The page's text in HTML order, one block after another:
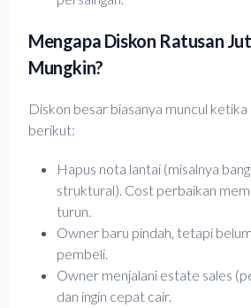
Mengapa Diskon Ratusan
Mungkin?
Diskon besar biasanya muncul
berikut:
Hapus nota lantai (misalnya
struktural). Cost perbaikan
turun.
Owner baru pindah, tetapi
pembeli.
Owner menjalani estate sales
dan ingin cepat cair.